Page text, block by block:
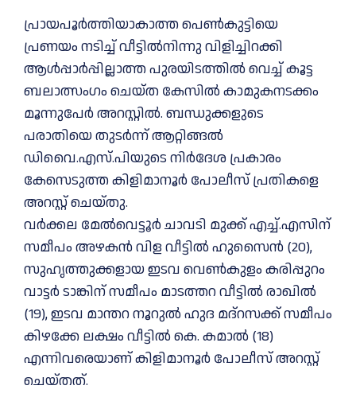
പ്രായപൂർത്തിയാകാത്ത പെണ്‍കുട്ടിയെ
പ്രണയം നടിച്ച്‌ വീട്ടില്‍നിന്നു വിളിച്ചിറക്കി
ആള്‍പ്പാർപ്പില്ലാത്ത പുരയിടത്തില്‍ വെച്ച്‌ കൂട്ട
ബലാത്സംഗം ചെയ്ത കേസില്‍ കാമുകനടക്കം
മൂന്നുപേർ അറസ്റ്റില്‍. ബന്ധുക്കളുടെ
പരാതിയെ തുടർന്ന് ആറ്റിങ്ങല്‍
ഡിവൈ.എസ്.പിയുടെ നിർദേശ പ്രകാരം
കേസെടുത്ത കിളിമാനൂർ പോലീസ് പ്രതികളെ
അറസ്റ്റ് ചെയ്തു.
വർക്കല മേല്‍വെട്ടൂർ ചാവടി മുക്ക് എച്ച്‌.എസിന്
സമീപം അഴകൻ വിള വീട്ടില്‍ ഹുസൈൻ (20),
സുഹൃത്തുക്കളായ ഇടവ വെണ്‍കുളം കരിപ്പുറം
വാട്ടർ ടാങ്കിന് സമീപം മാടത്തറ വീട്ടില്‍ രാഖില്‍
(19), ഇടവ മാന്തറ നൂറുല്‍ ഹുദ മദ്റസക്ക് സമീപം
കിഴക്കേ ലക്ഷം വീട്ടില്‍ കെ. കമാല്‍ (18)
എന്നിവരെയാണ് കിളിമാനൂർ പോലീസ് അറസ്റ്റ്
ചെയ്തത്.